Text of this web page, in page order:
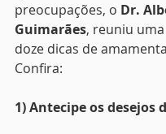
preocupações, o Dr.
Guimarães, reuniu
doze dicas de
Confira:
1) Antecipe os desejos